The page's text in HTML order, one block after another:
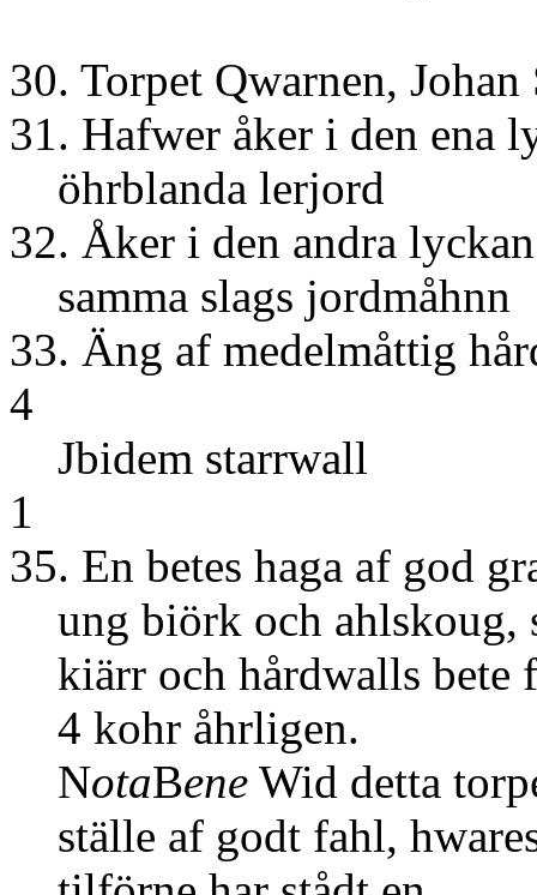
30. Torpet Qwarnen, Johan
31. Hafwer åker i den ena
öhrblanda
32. Åker i den andra
samma slags
33. Äng af
4
Jbidem
1
35. En betes haga af god
ung biörk och ahlskoug,
kiärr och hårdwalls bete
4 kohr åhrligen.
NotaBene Wid detta
ställe af godt fahl,